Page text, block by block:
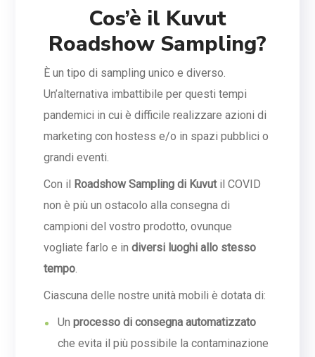
Cos’è il Kuvut
Roadshow Sampling?
È un tipo di sampling unico e diverso.
Un’alternativa imbattibile per questi tempi
pandemici in cui è difficile realizzare azioni di
marketing con hostess e/o in spazi pubblici o
grandi eventi.
Con il Roadshow Sampling di Kuvutil COVID
non è più un ostacolo alla consegna di
campioni del vostro prodotto, ovunque
vogliate farlo e indiversi luoghi allo stesso
tempo.
Ciascuna delle nostre unità mobili è dotata di:
Unprocesso di consegna automatizzato
che evita il più possibile la contaminazione